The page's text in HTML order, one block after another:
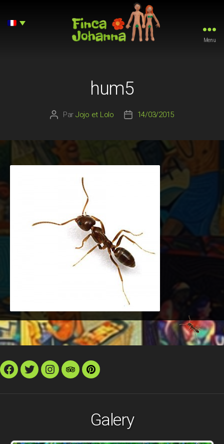
Menu
hum5
Auteur
Par Jojo et Lolo
Date14/03/2015
Facebook
TwitterInstagramTripAdvisor
Pinterest
Galery